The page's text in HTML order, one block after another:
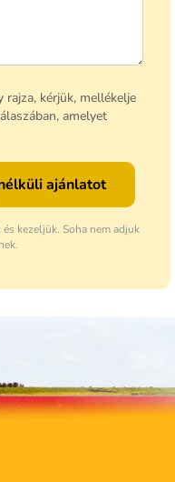
rajza, kérjük, mellékelje
amelyet
ajánlatot
kezeljük. Soha nem adjuk